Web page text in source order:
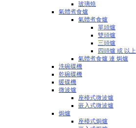
玻璃燒
氣體煮食爐
氣體煮食爐
單頭爐
雙頭爐
三頭爐
四頭爐 或 以上
氣體煮食爐 連 焗爐
洗碗碟機
乾碗碟機
暖碟機
微波爐
座檯式微波爐
嵌入式微波爐
焗爐
座檯式焗爐